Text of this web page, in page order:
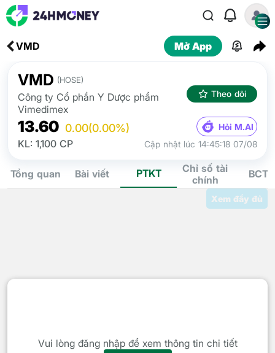
VMD Mở App
VMD (HOSE)
Công ty Cổ phần Y Dược phẩm
Vimedimex
Theo dõi
13.60 0.00(0.00%) Hỏi M.AI
KL: 1,100 CP Cập nhật lúc 14:45:18 07/08
Tổng quan Bài viết PTKT
Chỉ số tài
chính
BCTC
Xem đầy đủ
Vui lòng đăng nhập để xem thông tin chi tiết